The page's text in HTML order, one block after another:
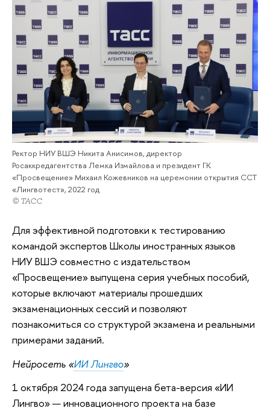
Ректор НИУ ВШЭ Никита Анисимов, директор
Росаккредагентства Лемка Измайлова и президент ГК
«Просвещение» Михаил Кожевников на церемонии открытия ССТ
«Лингвотест», 2022 год
© ТАСС
Для эффективной подготовки к тестированию
командой экспертов Школы иностранных языков
НИУ ВШЭ совместно с издательством
«Просвещение» выпущена серия учебных пособий,
которые включают материалы прошедших
экзаменационных сессий и позволяют
познакомиться со структурой экзамена и реальными
примерами заданий.
Нейросеть «ИИ Лингво»
1 октября 2024 года запущена бета-версия «ИИ
Лингво» — инновационного проекта на базе